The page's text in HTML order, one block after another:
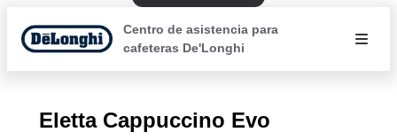
Centro de asistencia para
cafeteras De'Longhi
Eletta Cappuccino Evo